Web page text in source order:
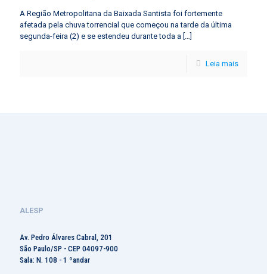
A Região Metropolitana da Baixada Santista foi fortemente
afetada pela chuva torrencial que começou na tarde da última
segunda-feira (2) e se estendeu durante toda a
Leia mais
ALESP
Av. Pedro Álvares Cabral, 201
São Paulo/SP - CEP 04097-900
Sala: N. 108 - 1 ºandar